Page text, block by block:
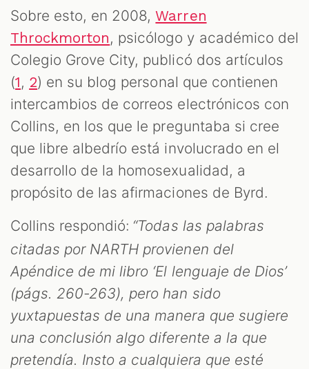
Sobre esto, en 2008,Warren
Throckmorton, psicólogo y académico del
Colegio Grove City, publicó dos artículos
(1, 2) en su blog personal que contienen
intercambios de correos electrónicos con
Collins, en los que le preguntaba si cree
que libre albedrío está involucrado en el
desarrollo de la homosexualidad, a
propósito de las afirmaciones de Byrd.
Collins respondió: “Todas las palabras
citadas por NARTH provienen del
Apéndice de mi libro ‘El lenguaje de Dios’
(págs. 260-263), pero han sido
yuxtapuestas de una manera que sugiere
una conclusión algo diferente a la que
pretendía. Insto a cualquiera que esté